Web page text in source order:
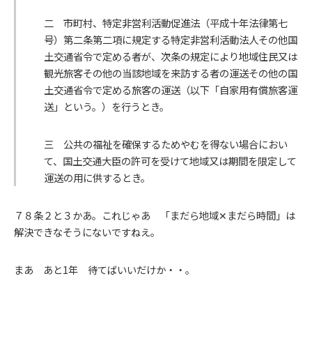
二 市町村、特定非営利活動促進法（平成十年法律第七
号）第二条第二項に規定する特定非営利活動法人その他国
土交通省令で定める者が、次条の規定により地域住民又は
観光旅客その他の当該地域を来訪する者の運送その他の国
土交通省令で定める旅客の運送（以下「自家用有償旅客運
送」という。）を行うとき。
三 公共の福祉を確保するためやむを得ない場合におい
て、国土交通大臣の許可を受けて地域又は期間を限定して
運送の用に供するとき。
７８条２と３かあ。これじゃあ 「まだら地域✕まだら時間」は
解決できなそうにないですねえ。
まあ あと1年 待てばいいだけか・・。